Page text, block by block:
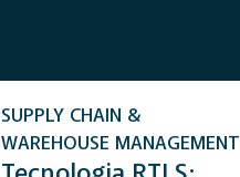
SUPPLY CHAIN &
WAREHOUSE MANAGEMENT